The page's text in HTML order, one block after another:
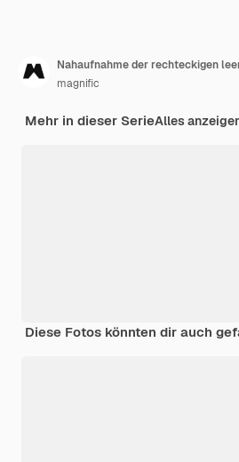
Nahaufnahme der rechteckigen
magnific
Mehr in dieser SerieAlles
Diese Fotos könnten dir auch